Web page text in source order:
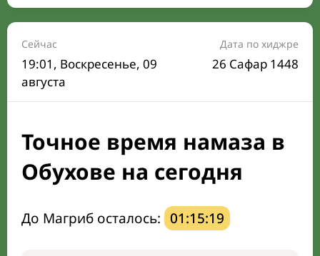
Время намаза на сегодня
Расписание на месяц
Время Сухура и Ифтара на сегодня
Календарь рамадана
Направление киблы
Сейчас
19:01 , Воскресенье, 09
августа
Дата по хиджре
26 Сафар 1448
Точное время намаза в
Обухове на сегодня
До Магриб осталось: 01:15:18